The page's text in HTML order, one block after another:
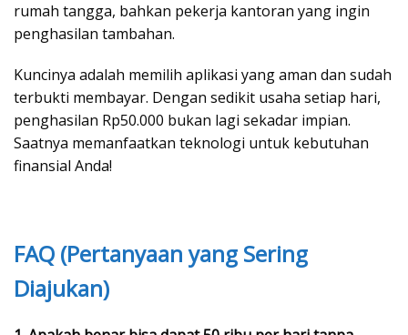
rumah tangga, bahkan pekerja kantoran yang ingin
penghasilan tambahan.
Kuncinya adalah memilih aplikasi yang aman dan sudah
terbukti membayar. Dengan sedikit usaha setiap hari,
penghasilan Rp50.000 bukan lagi sekadar impian.
Saatnya memanfaatkan teknologi untuk kebutuhan
finansial Anda!
FAQ (Pertanyaan yang Sering
Diajukan)